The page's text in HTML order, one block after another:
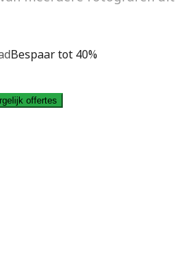
Bespaar tot 40%
offertes